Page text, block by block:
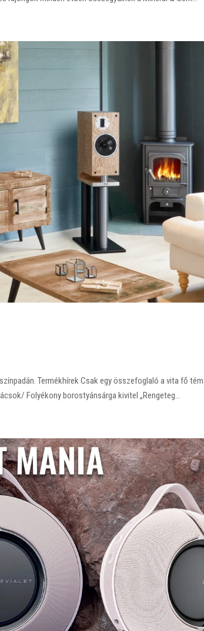
Termékhírek Csak egy összefoglaló a vita fő
Folyékony borostyánsárga kivitel „Rengeteg...